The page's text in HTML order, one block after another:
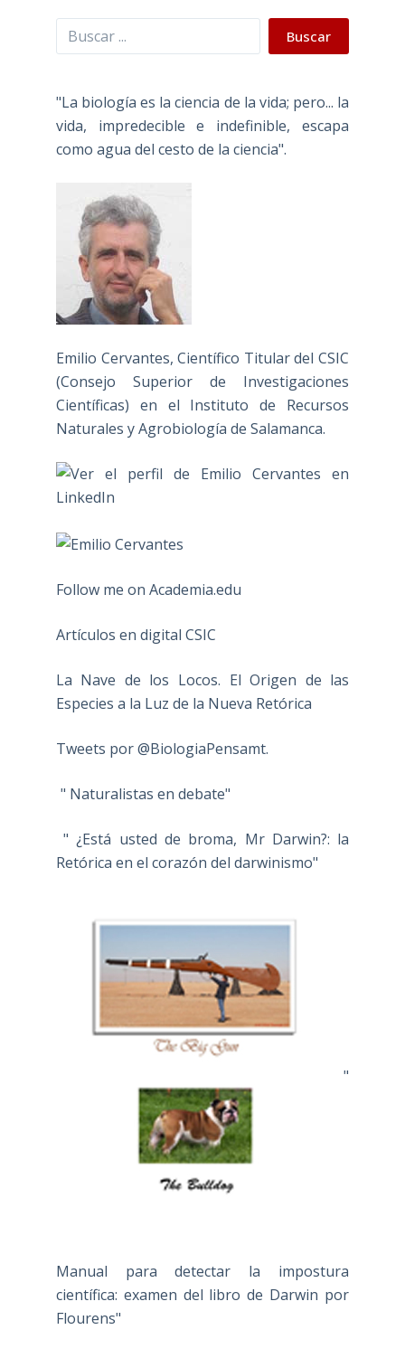
Buscar Buscar
"La biología es la ciencia de la vida; pero... la
vida, impredecible e indefinible, escapa
como agua del cesto de la ciencia".
Emilio Cervantes, Científico Titular del CSIC
(Consejo Superior de Investigaciones
Científicas) en el Instituto de Recursos
Naturales y Agrobiología de Salamanca.
Follow me on Academia.edu
Artículos en digital CSIC
La Nave de los Locos. El Origen de las
Especies a la Luz de la Nueva Retórica
Tweets por @BiologiaPensamt.
" Naturalistas en debate"
" ¿Está usted de broma, Mr Darwin?: la
Retórica en el corazón del darwinismo"
"
Manual para detectar la impostura
científica: examen del libro de Darwin por
Flourens"